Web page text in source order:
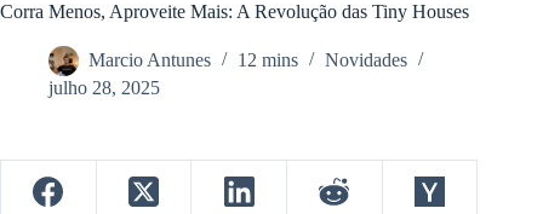
Corra Menos, Aproveite Mais: A Revolução das Tiny Houses
Marcio Antunes 12 mins
Novidades
julho 28, 2025